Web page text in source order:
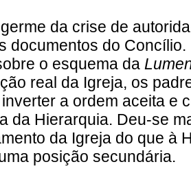
da crise de
documentos do
o esquema da
real da Igreja, os
a ordem aceita e
da Hierarquia. Deu-se
da Igreja do que à
posição secundária.